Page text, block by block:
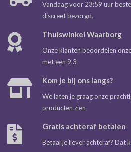
Vandaag voor 23:59 uur
discreet bezorgd.
Thuiswinkel Waarborg
Onze klanten beoordelen
met een 9.3
Kom je bij ons langs?
We laten je graag onze
producten zien
Gratis achteraf betalen
Betaal je liever achteraf? Dat